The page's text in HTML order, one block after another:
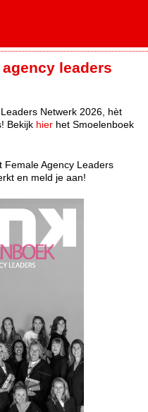
leaders
Netwerk 2026, hèt
Bekijk hier het Smoelenboek
Female Agency Leaders
en meld je aan!